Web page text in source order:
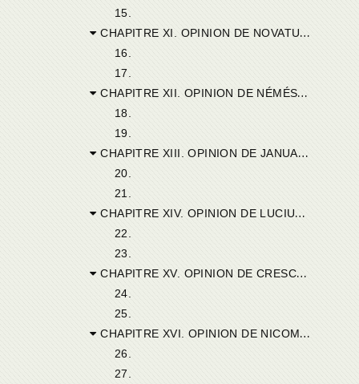
15.
CHAPITRE XI. OPINION DE NOVATUS DE THAMUGADE.
16.
17.
CHAPITRE XII. OPINION DE NÉMÉSIANUS DE TUBUNIS.
18.
19.
CHAPITRE XIII. OPINION DE JANUARIUS DE LAMBÈSE.
20.
21.
CHAPITRE XIV. OPINION DE LUCIUS DE CASTRES.
22.
23.
CHAPITRE XV. OPINION DE CRESCENT DE CIRTA.
24.
25.
CHAPITRE XVI. OPINION DE NICOMÈDE DE SÉGERME.
26.
27.